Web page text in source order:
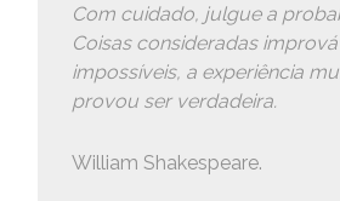
Com cuidado, julgue a
Coisas consideradas
impossíveis, a experiência
provou ser verdadeira.
William Shakespeare.